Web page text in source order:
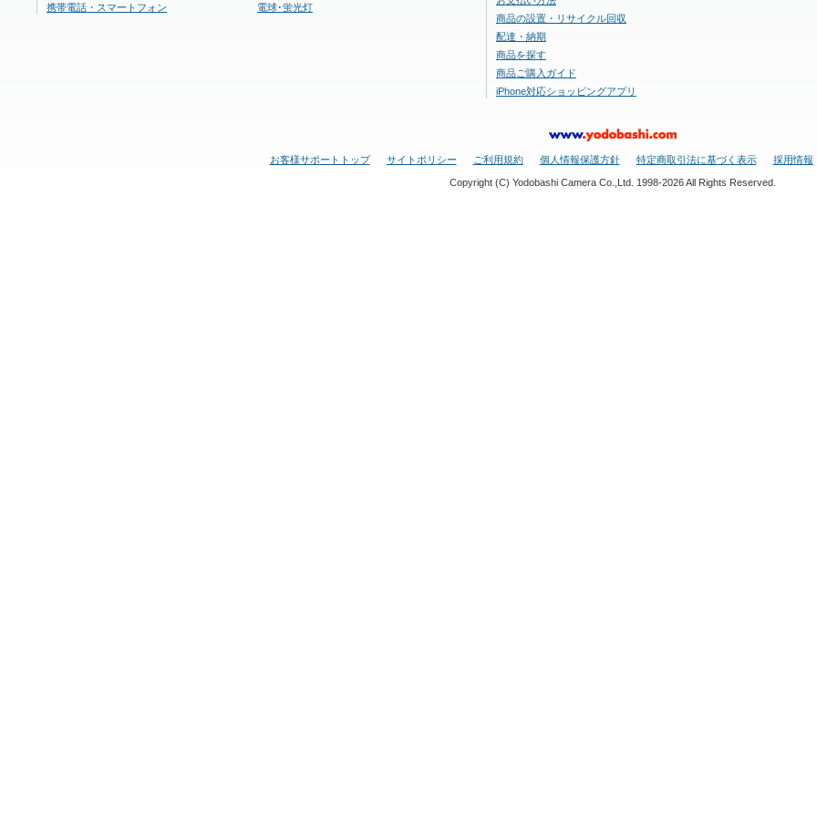
携帯電話・スマートフォン
電球･蛍光灯
商品の設置・リサイクル回収
配達・納期
商品を探す
商品ご購入ガイド
iPhone対応ショッピングアプリ
お客様サポートトップ サイトポリシー ご利用規約 個人情報保護方針 特定商取引法に基づく表示 採用情報
Copyright (C) Yodobashi Camera Co.,Ltd. 1998-2026 All Rights Reserved.